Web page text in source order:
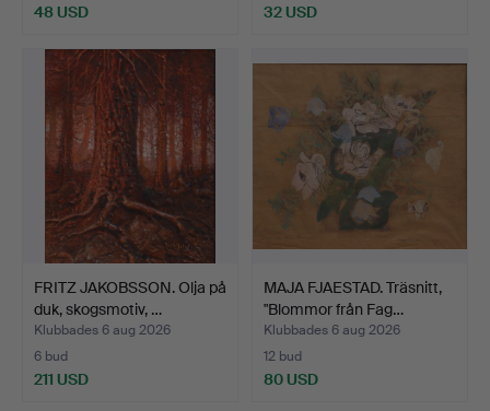
48 USD 32 USD
FRITZ JAKOBSSON. Olja på
duk, skogsmotiv, …
Klubbades 6 aug 2026
6 bud
211 USD
MAJA FJAESTAD. Träsnitt,
"Blommor från Fag…
Klubbades 6 aug 2026
12 bud
80 USD